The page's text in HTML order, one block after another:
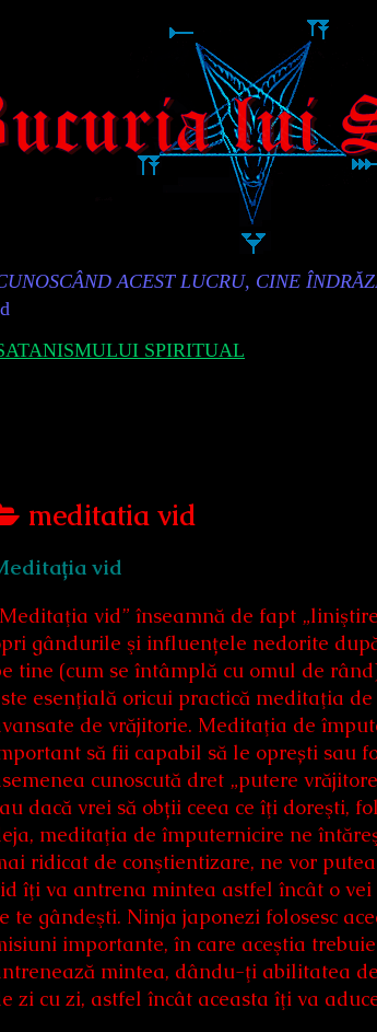
ACEST LUCRU, CINE
SPIRITUAL
Posts
categoriezed
meditatia vid
vid
vid” înseamnă de fapt
gândurile şi influențele nedorite
tine (cum se întâmplă cu omul de
esenţială oricui practică meditaţia
de vrăjitorie. Meditaţia de
să fii capabil să le oprești sau
cunoscută dret „putere
dacă vrei să obții ceea ce îţi doreşti,
meditaţia de împuternicire ne
ridicat de conştientizare, ne vor
îţi va antrena mintea astfel încât o
te gândeşti. Ninja japonezi folosesc
importante, în care aceştia
mintea, dându-ţi abilitatea
zi cu zi, astfel încât aceasta îţi va